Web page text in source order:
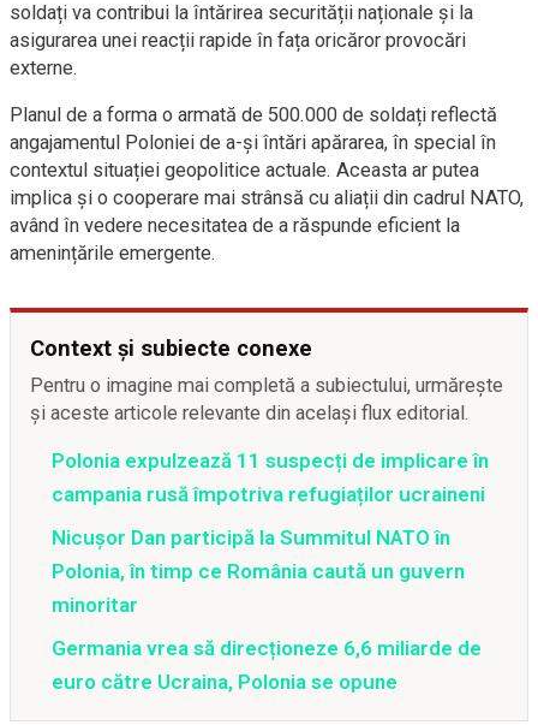
soldați va contribui la întărirea securității naționale și la
asigurarea unei reacții rapide în fața oricăror provocări
externe.
Planul de a forma o armată de 500.000 de soldați reflectă
angajamentul Poloniei de a-și întări apărarea, în special în
contextul situației geopolitice actuale. Aceasta ar putea
implica și o cooperare mai strânsă cu aliații din cadrul NATO,
având în vedere necesitatea de a răspunde eficient la
amenințările emergente.
Context și subiecte conexe
Pentru o imagine mai completă a subiectului, urmărește
și aceste articole relevante din același flux editorial.
Polonia expulzează 11 suspecți de implicare în
campania rusă împotriva refugiaților ucraineni
Nicușor Dan participă la Summitul NATO în
Polonia, în timp ce România caută un guvern
minoritar
Germania vrea să direcționeze 6,6 miliarde de
euro către Ucraina, Polonia se opune